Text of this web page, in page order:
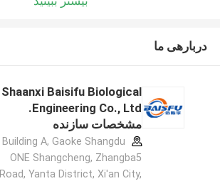
دربارهی ما
Shaanxi Baisifu Biological
Engineering Co., Ltd.
مشخصات سازنده
Building A, Gaoke Shangdu
ONE Shangcheng, Zhangba5
Road, Yanta District, Xi'an City,